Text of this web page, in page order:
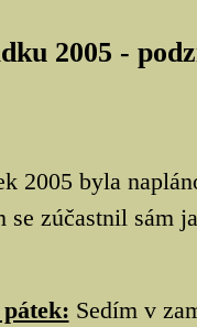
2005 -
2005 byla
se zúčastnil sám
pátek: Sedím v